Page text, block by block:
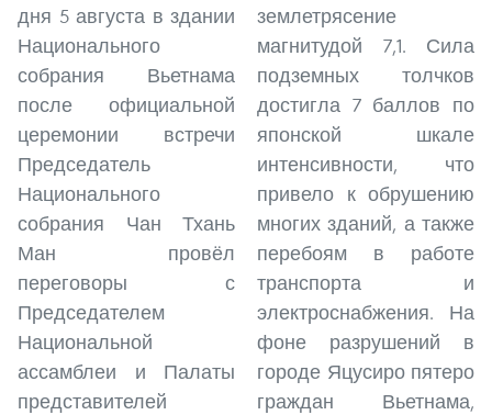
дня 5 августа в здании
Национального
собрания Вьетнама
после официальной
церемонии встречи
Председатель
Национального
собрания Чан Тхань
Ман провёл
переговоры с
Председателем
Национальной
ассамблеи и Палаты
представителей
землетрясение
магнитудой 7,1. Сила
подземных толчков
достигла 7 баллов по
японской шкале
интенсивности, что
привело к обрушению
многих зданий, а также
перебоям в работе
транспорта и
электроснабжения. На
фоне разрушений в
городе Яцусиро пятеро
граждан Вьетнама,